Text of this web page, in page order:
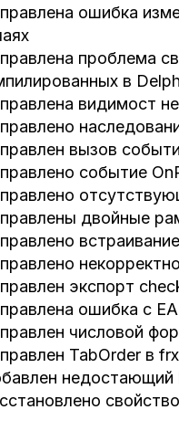
ошибка
проблема
в
видимост
вызов
событие
двойные
экспорт
ошибка с
числовой
TabOrder в
недостающий